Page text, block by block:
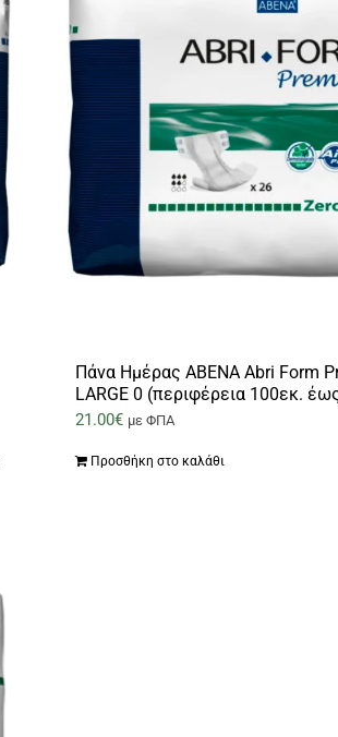
Πάνα Ημέρας ABENA Abri Form
LARGE 0 (περιφέρεια 100εκ.
21.00€ με ΦΠΑ
Προσθήκη στο καλάθι